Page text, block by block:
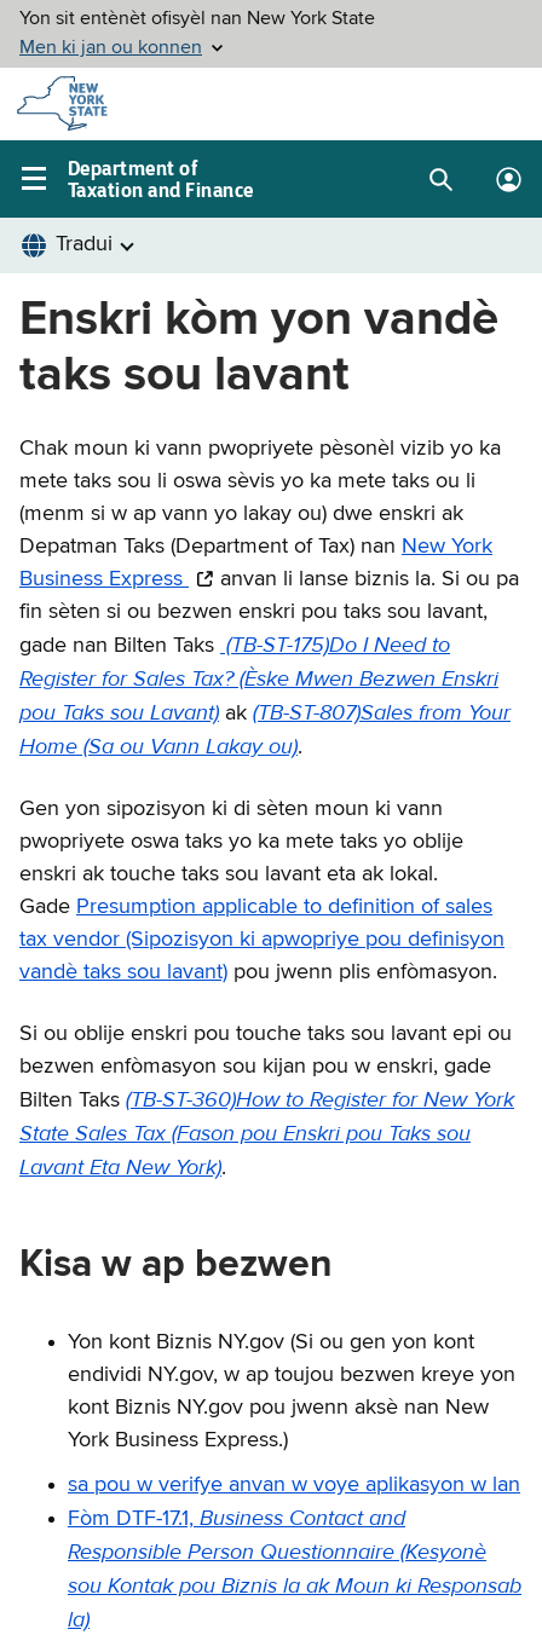
Skip to
main
content
Department of
Taxation and Finance
Main
navigation
menu
SearchLog
Enskri kòm yon vandè
taks sou lavant
Chak moun ki vann pwopriyete pèsonèl vizib yo ka
mete taks sou li oswa sèvis yo ka mete taks ou li
(menm si w ap vann yo lakay ou) dwe enskri ak
Depatman Taks (Department of Tax) nan New York
Business Express
anvan li lanse biznis la. Si ou pa
fin sèten si ou bezwen enskri pou taks sou lavant,
gade nan Bilten Taks (TB-ST-175)Do I Need to
Register for Sales Tax? (Èske Mwen Bezwen Enskri
pou Taks sou Lavant) ak (TB-ST-807)Sales from Your
Home (Sa ou Vann Lakay ou).
Gen yon sipozisyon ki di sèten moun ki vann
pwopriyete oswa taks yo ka mete taks yo oblije
enskri ak touche taks sou lavant eta ak lokal.
Gade Presumption applicable to definition of sales
tax vendor (Sipozisyon ki apwopriye pou definisyon
vandè taks sou lavant) pou jwenn plis enfòmasyon.
Si ou oblije enskri pou touche taks sou lavant epi ou
bezwen enfòmasyon sou kijan pou w enskri, gade
Bilten Taks (TB-ST-360)How to Register for New York
State Sales Tax (Fason pou Enskri pou Taks sou
Lavant Eta New York).
Kisa w ap bezwen
Yon kont Biznis NY.gov (Si ou gen yon kont
endividi NY.gov, w ap toujou bezwen kreye yon
kont Biznis NY.gov pou jwenn aksè nan New
York Business Express.)
sa pou w verifye anvan w voye aplikasyon w lan
Fòm DTF-17.1, Business Contact and
Responsible Person Questionnaire (Kesyonè
sou Kontak pou Biznis la ak Moun ki Responsab
la)